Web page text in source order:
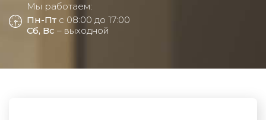
Мы работаем:
Пн-Пт с 08:00 до 17:00
Сб, Вс – выходной